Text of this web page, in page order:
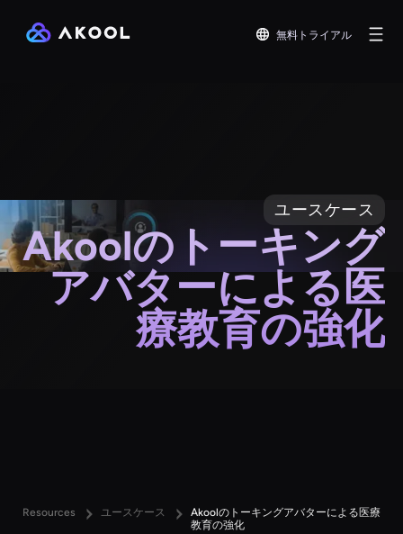
無料トライアル
ユースケース
Akoolのトーキング
アバターによる医
療教育の強化
Resources ユースケース
Akoolのトーキングアバターによる医療
教育の強化